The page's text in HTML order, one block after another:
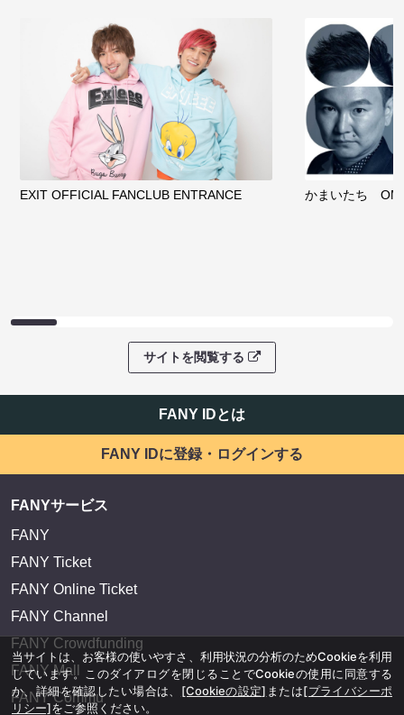
EXIT OFFICIAL FANCLUB ENTRANCE かまいたち
サイトを閲覧する
FANY IDとは
FANY IDに登録・ログインする
FANYサービス
FANY
FANY Ticket
FANY Online Ticket
FANY Channel
FANY Crowdfunding
FANY Mall
FANY Commu
当サイトは、お客様の使いやすさ、利用状況の分析のためCookieを利用
しています。このダイアログを閉じることでCookieの使用に同意する
か、詳細を確認したい場合は、 [Cookieの設定] または[プライバシーポ
リシー]をご参照ください。